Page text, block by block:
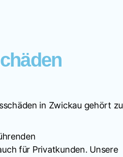
in Zwickau gehört zu
für Privatkunden. Unsere